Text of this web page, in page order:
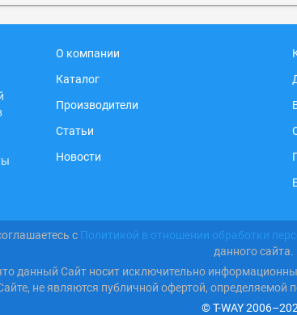
О компании
Каталог
Производители
Статьи
Новости
с Политикой в отношении обработки
данного сайта.
данный Сайт носит исключительно
не являются публичной офертой,
© T-WAY